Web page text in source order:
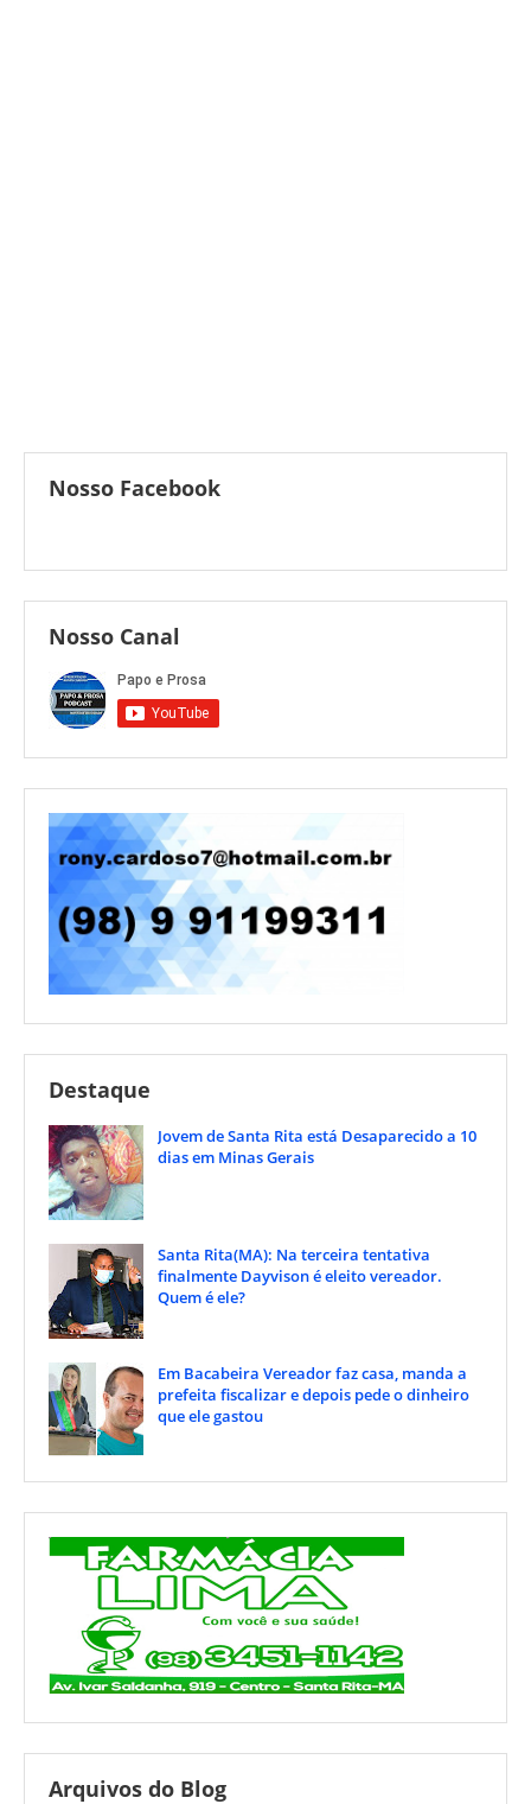
Nosso Facebook
Nosso Canal
Destaque
Jovem de Santa Rita está Desaparecido a 10
dias em Minas Gerais
Santa Rita(MA): Na terceira tentativa
finalmente Dayvison é eleito vereador.
Quem é ele?
Em Bacabeira Vereador faz casa, manda a
prefeita fiscalizar e depois pede o dinheiro
que ele gastou
Arquivos do Blog